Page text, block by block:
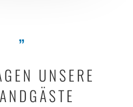
„
UNSERE